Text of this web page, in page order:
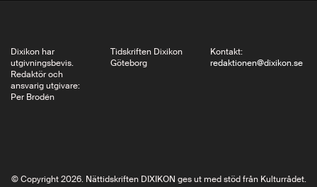
Dixikon har
utgivningsbevis.
Redaktör och
ansvarig utgivare:
Per Brodén
Tidskriften Dixikon
Göteborg
Kontakt:
redaktionen@dixikon.se
© Copyright 2026. Nättidskriften DIXIKON ges ut med stöd från Kulturrådet.